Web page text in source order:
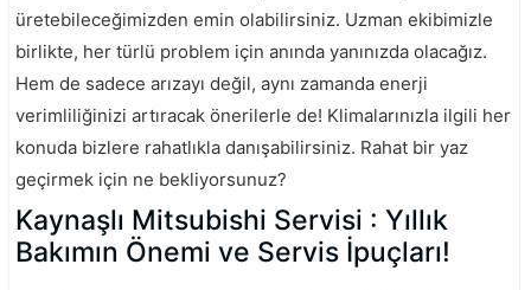
üretebileceğimizden emin olabilirsiniz. Uzman ekibimizle
birlikte, her türlü problem için anında yanınızda olacağız.
Hem de sadece arızayı değil, aynı zamanda enerji
verimliliğinizi artıracak önerilerle de! Klimalarınızla ilgili her
konuda bizlere rahatlıkla danışabilirsiniz. Rahat bir yaz
geçirmek için ne bekliyorsunuz?
Kaynaşlı Mitsubishi Servisi : Yıllık
Bakımın Önemi ve Servis İpuçları!